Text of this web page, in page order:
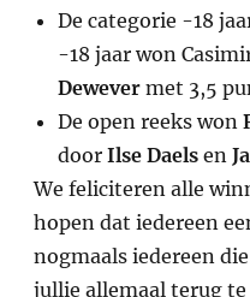
De categorie -18
-18 jaar won
Dewever met 3,5
De open reeks won
door Ilse Daelsen
We feliciteren alle
hopen dat iedereen
nogmaals iedereen
jullie allemaal terug